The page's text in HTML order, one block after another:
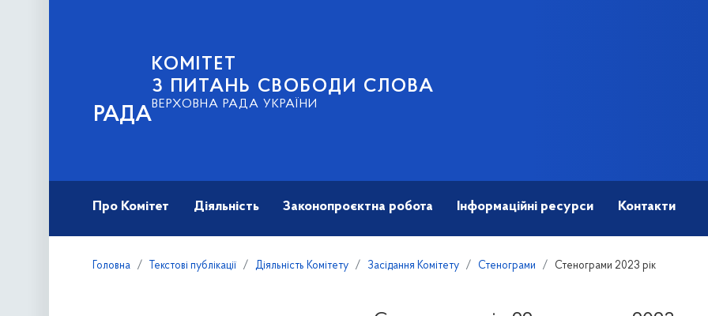
РАДА
КОМІТЕТ
З ПИТАНЬ СВОБОДИ СЛОВА
ВЕРХОВНА РАДА УКРАЇНИ
Про Комітет Діяльність Законопроєктна робота Інформаційні ресурси Контакти
Головна Текстові публікації Діяльність Комітету Засідання Комітету Стенограми Стенограми 2023 рік